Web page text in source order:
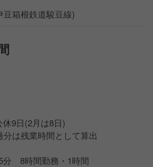
箱根鉄道駿豆線)
9日(2月は8日)
分は残業時間として算出
分 8時間勤務・1時間